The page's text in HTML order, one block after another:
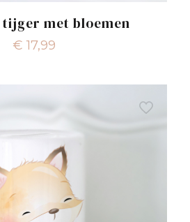
tijger met bloemen
€ 17,99